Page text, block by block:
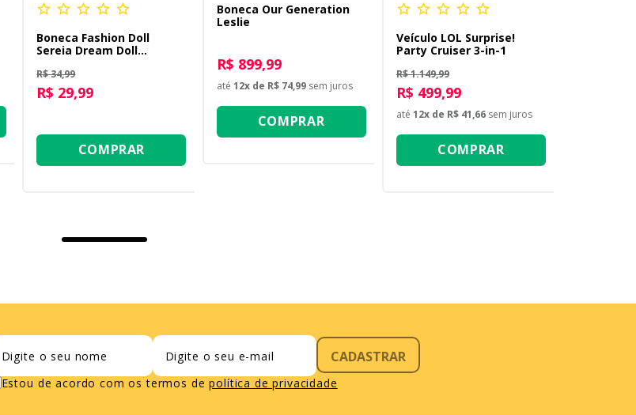
Boneca Fashion Doll
Sereia Dream Doll
R$ 34,99
R$ 29,99
COMPRAR
Boneca Our Generation
Leslie
R$ 899,99
até 12x de R$ 74,99 sem juros
COMPRAR
Veículo LOL Surprise!
Party Cruiser 3-in-1
R$ 1.149,99
R$ 499,99
até 12x de R$ 41,66 sem juros
COMPRAR
CADASTRAR
Estou de acordo com os termos de política de privacidade